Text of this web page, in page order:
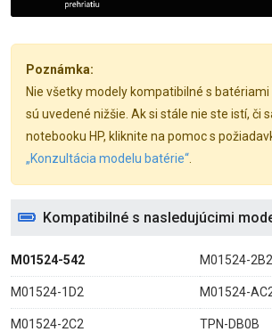
Poznámka:
Nie všetky modely kompatibilné s batériami
sú uvedené nižšie. Ak si stále nie ste istí, či
notebooku HP, kliknite na pomoc s
„Konzultácia modelu batérie“
Kompatibilné s nasledujúcimi
M01524-542 M01524-2B2
M01524-1D2 M01524-
M01524-2C2 TPN-DB0B